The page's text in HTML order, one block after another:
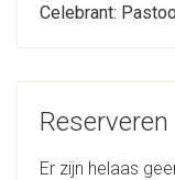
Celebrant:
Reserveren
Er zijn helaas